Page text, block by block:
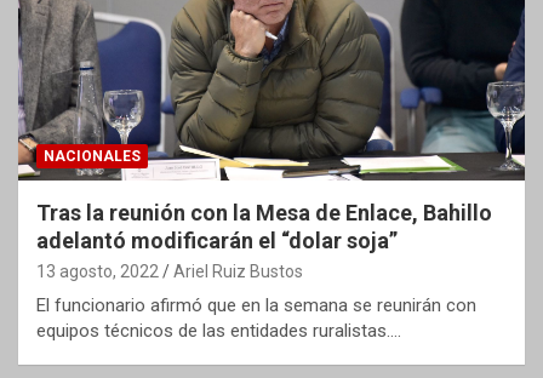
NACIONALES
Tras la reunión con la Mesa de Enlace, Bahillo
adelantó modificarán el “dolar soja”
13 agosto, 2022 Ariel Ruiz Bustos
El funcionario afirmó que en la semana se reunirán con
equipos técnicos de las entidades ruralistas.…